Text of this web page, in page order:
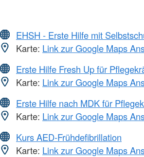
EHSH - Erste Hilfe mit
Karte: Link zur Google Maps
Erste Hilfe Fresh Up für
Karte: Link zur Google Maps
Erste Hilfe nach MDK für
Karte: Link zur Google Maps
Kurs AED-Frühdefibrillation
Karte: Link zur Google Maps